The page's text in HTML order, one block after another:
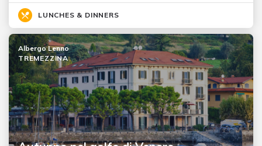
LUNCHES & DINNERS
Albergo Lenno
TREMEZZINA